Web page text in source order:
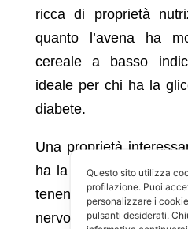
ricca di proprietà
quanto l’avena ha
cereale a basso
ideale per chi ha la
diabete.
Una proprietà
ha la capacità di
tenendo così lontani
nervosa. L’avena
Questo sito utilizza
profilazione. Puoi
personalizzare i
pulsanti desiderati.